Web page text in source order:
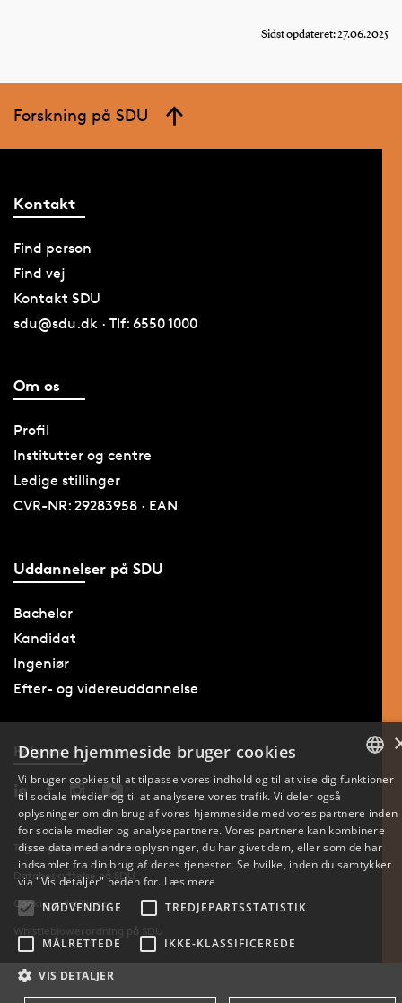
Sidst opdateret: 27.06.2025
Forskning på SDU
Kontakt
Find person
Find vej
Kontakt SDU
sdu@sdu.dk · Tlf: 6550 1000
Om os
Profil
Institutter og centre
Ledige stillinger
CVR-NR: 29283958 · EAN
Uddannelser på SDU
Bachelor
Kandidat
Ingeniør
Efter- og videreuddannelse
Følg os
Tilgængelighedserklæring
Databeskyttelse på SDU
Cookie-indstillinger
Whistleblowerordning på SDU
ENGLISH
Denne hjemmeside bruger cookies
Vi bruger cookies til at tilpasse vores indhold og til at vise dig funktioner
til sociale medier og til at analysere vores trafik. Vi deler også
oplysninger om din brug af vores hjemmeside med vores partnere inden
for sociale medier og analysepartnere. Vores partnere kan kombinere
disse data med andre oplysninger, du har givet dem, eller som de har
indsamlet fra din brug af deres tjenester. Se hvilke, inden du samtykker
via "Vis detaljer" neden for. Læs mere
NØDVENDIGE
TREDJEPARTSSTATISTIK
MÅLRETTEDE IKKE-KLASSIFICEREDE
VIS DETALJER